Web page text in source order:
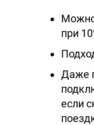
Можно
при
Даже
если